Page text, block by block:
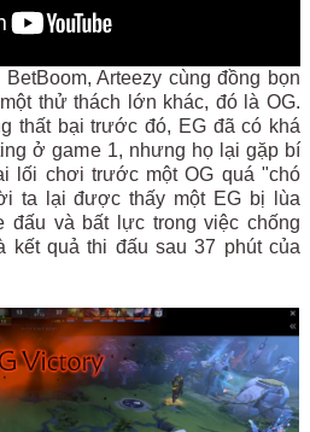
Arteezy cùng đồng bọn
thử thách lớn khác, đó là OG.
thất bại trước đó, EG đã có khá
ở game 1, nhưng họ lại gặp bí
lối chơi trước một OG quá "chó
ta lại được thấy một EG bị lùa
đấu và bất lực trong việc chống
kết quả thi đấu sau 37 phút của